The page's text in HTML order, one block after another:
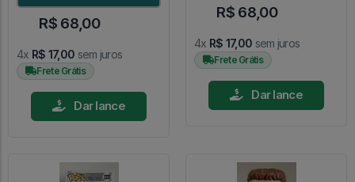
R$ 68,00
4x R$ 17,00 sem juros
Frete Grátis
Dar lance
R$ 68,00
4x R$ 17,00 sem juros
Frete Grátis
Dar lance